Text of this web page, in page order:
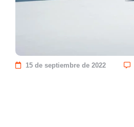
15 de septiembre de 2022